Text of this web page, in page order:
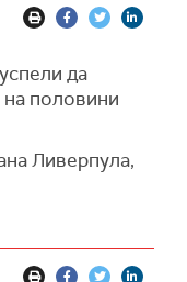
да
половини
Ливерпула,